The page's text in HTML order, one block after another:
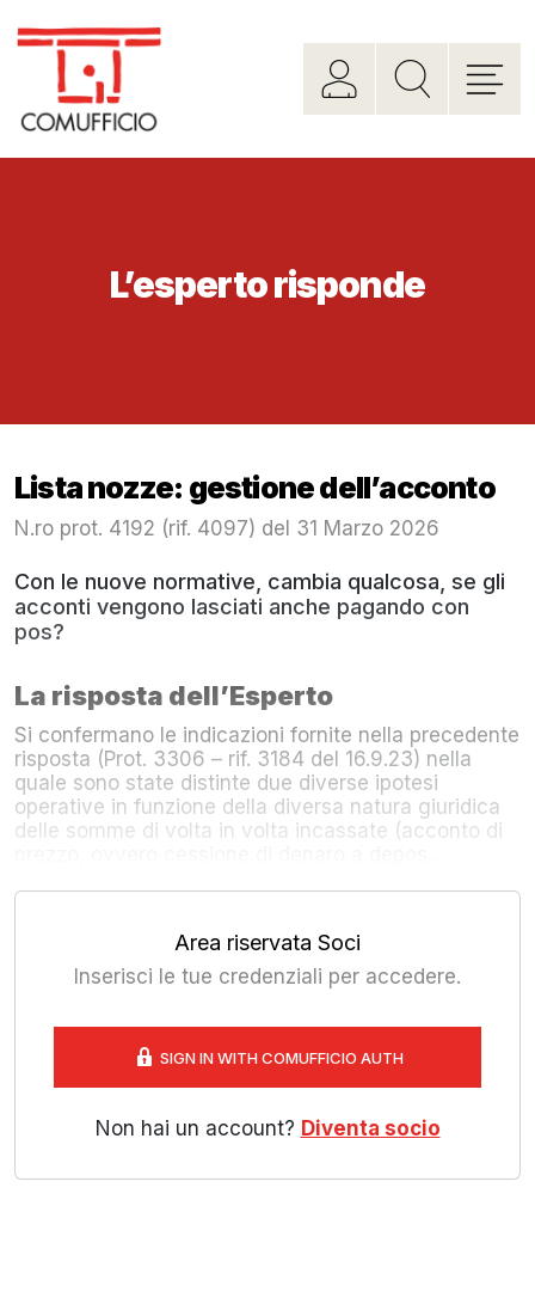
L’esperto risponde
Lista nozze: gestione dell’acconto
N.ro prot. 4192 (rif. 4097) del 31 Marzo 2026
Con le nuove normative, cambia qualcosa, se gli
acconti vengono lasciati anche pagando con
pos?
La risposta dell’Esperto
Si confermano le indicazioni fornite nella precedente
risposta (Prot. 3306 – rif. 3184 del 16.9.23) nella
quale sono state distinte due diverse ipotesi
operative in funzione della diversa natura giuridica
delle somme di volta in volta incassate (acconto di
Area riservata Soci
Inserisci le tue credenziali per accedere.
SIGN IN WITH COMUFFICIO AUTH
Non hai un account? Diventa socio